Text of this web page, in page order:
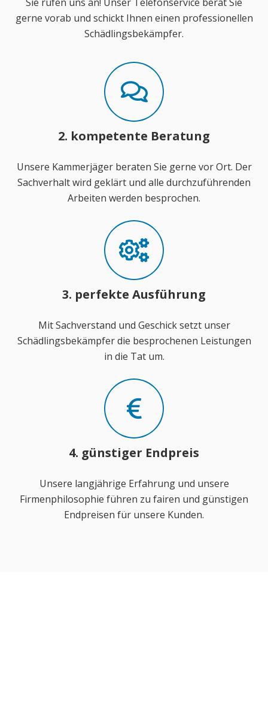
gerne vorab und schickt Ihnen einen professionellen
Schädlingsbekämpfer.
2. kompetente Beratung
Unsere Kammerjäger beraten Sie gerne vor Ort. Der
Sachverhalt wird geklärt und alle durchzuführenden
Arbeiten werden besprochen.
3. perfekte Ausführung
Mit Sachverstand und Geschick setzt unser
Schädlingsbekämpfer die besprochenen Leistungen
in die Tat um.
4. günstiger Endpreis
Unsere langjährige Erfahrung und unsere
Firmenphilosophie führen zu fairen und günstigen
Endpreisen für unsere Kunden.